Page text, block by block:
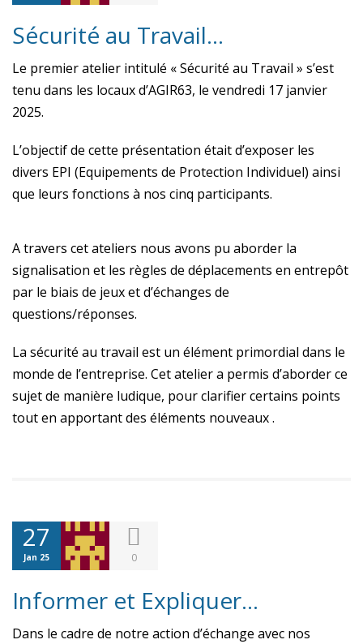
Sécurité au Travail…
Le premier atelier intitulé « Sécurité au Travail » s’est
tenu dans les locaux d’AGIR63, le vendredi 17 janvier
2025.
L’objectif de cette présentation était d’exposer les
divers EPI (Equipements de Protection Individuel) ainsi
que leurs fonctions à nos cinq participants.
A travers cet ateliers nous avons pu aborder la
signalisation et les règles de déplacements en entrepôt
par le biais de jeux et d’échanges de
questions/réponses.
La sécurité au travail est un élément primordial dans le
monde de l’entreprise. Cet atelier a permis d’aborder ce
sujet de manière ludique, pour clarifier certains points
tout en apportant des éléments nouveaux .
27
Jan 25 0
Informer et Expliquer…
Dans le cadre de notre action d’échange avec nos